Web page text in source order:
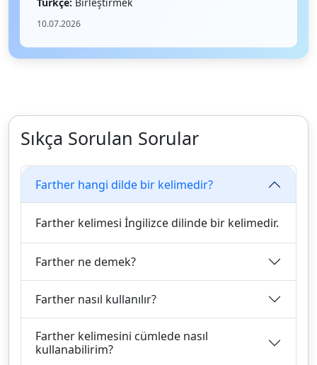
10.07.2026
Sıkça Sorulan Sorular
Farther hangi dilde bir kelimedir?
Farther kelimesi İngilizce dilinde bir kelimedir.
Farther ne demek?
Farther nasıl kullanılır?
Farther kelimesini cümlede nasıl
kullanabilirim?